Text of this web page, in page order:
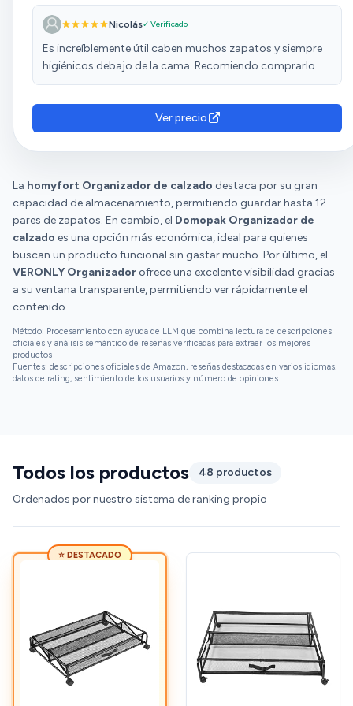
Nicolás✓ Verificado
Es increíblemente útil caben muchos zapatos y siempre
higiénicos debajo de la cama. Recomiendo comprarlo
Ver precio
La homyfort Organizador de calzado destaca por su gran
capacidad de almacenamiento, permitiendo guardar hasta 12
pares de zapatos. En cambio, el Domopak Organizador de
calzado es una opción más económica, ideal para quienes
buscan un producto funcional sin gastar mucho. Por último, el
VERONLY Organizador ofrece una excelente visibilidad gracias
a su ventana transparente, permitiendo ver rápidamente el
contenido.
Método: Procesamiento con ayuda de LLM que combina lectura de descripciones
oficiales y análisis semántico de reseñas verificadas para extraer los mejores
productos
Fuentes: descripciones oficiales de Amazon, reseñas destacadas en varios idiomas,
datos de rating, sentimiento de los usuarios y número de opiniones
Todos los productos
48 productos
Ordenados por nuestro sistema de ranking propio
⭐ DESTACADO